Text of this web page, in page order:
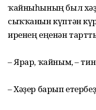
ҡайныһының был
сыҡҡанын күптән
иренең еңенән
– Ярар, ҡайным, –
– Хәҙер барып